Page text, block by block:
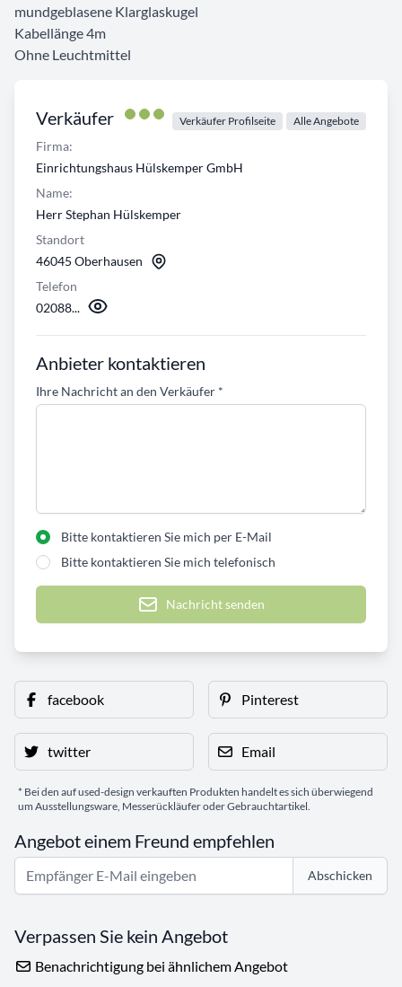
Verkäufer Verkäufer Profilseite Alle Angebote
Firma:
Einrichtungshaus Hülskemper GmbH
Name:
Herr Stephan Hülskemper
Standort
46045 Oberhausen
Telefon
02088...
Anbieter kontaktieren
Ihre Nachricht an den Verkäufer *
Bitte kontaktieren Sie mich per E-Mail
Bitte kontaktieren Sie mich telefonisch
Nachricht senden
mundgeblasene Klarglaskugel
Kabellänge 4m
Ohne Leuchtmittel
facebook Pinterest
twitter Email
* Bei den auf used-design verkauften Produkten handelt es sich überwiegend
um Ausstellungsware, Messerückläufer oder Gebrauchtartikel.
Angebot einem Freund empfehlen
Abschicken
Verpassen Sie kein Angebot
Benachrichtigung bei ähnlichem Angebot